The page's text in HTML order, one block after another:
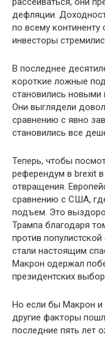
дефляции.
по всему континенту
инвесторы
В последнее
короткие ложные
становились новыми
Они выглядели
сравнению с явно
становились все
Теперь, чтобы
референдум в brexit
отвращения.
сравнению с США,
подъем. Это
Трампа благодаря
против
стали настоящим
Макрон одержал
президентских
Но если бы Макрон и
другие факторы
последние пять лет